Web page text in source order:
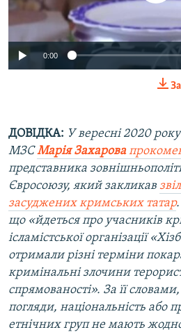
720p
0:00
ДОВІДКА: У вересні 2020
МЗСМарія Захарова
представника
Євросоюзу, який закликав
засуджених кримських татар
що «йдеться про учасників
ісламістської організації
отримали різні терміни
кримінальні злочини
спрямованості». За її словами,
погляди, національність або
етнічних груп не мають